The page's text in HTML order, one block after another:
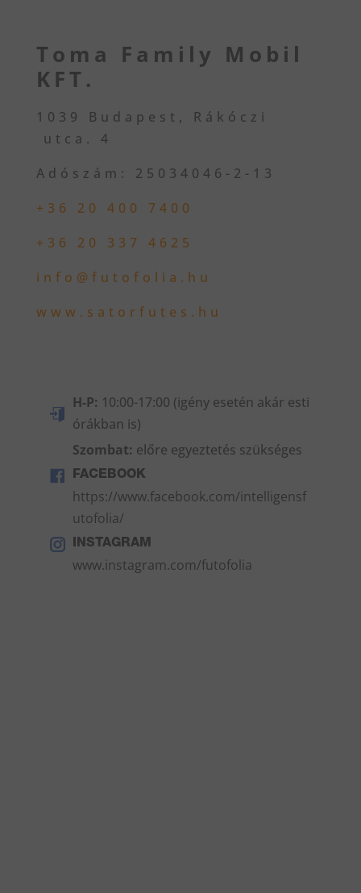
Toma Family Mobil
KFT.
1039 Budapest, Rákóczi
utca. 4
Adószám: 25034046-2-13
+36 20 400 7400
+36 20 337 4625
info@futofolia.hu
www.satorfutes.hu
H-P: 10:00-17:00 (igény esetén akár esti
órákban is)
Szombat: előre egyeztetés szükséges
FACEBOOK
https://www.facebook.com/intelligensf
utofolia/
INSTAGRAM
www.instagram.com/futofolia